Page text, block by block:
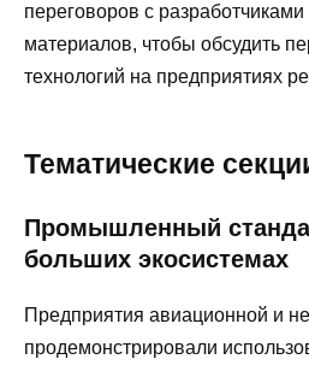
переговоров с
материалов, чтобы обсудить
технологий на предприятиях
Тематические
Промышленный
больших экосистемах
Предприятия авиационной и
продемонстрировали